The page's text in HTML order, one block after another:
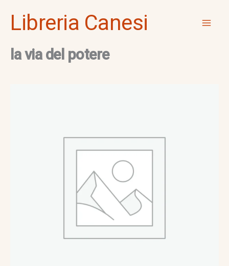
Libreria Canesi
la via del potere